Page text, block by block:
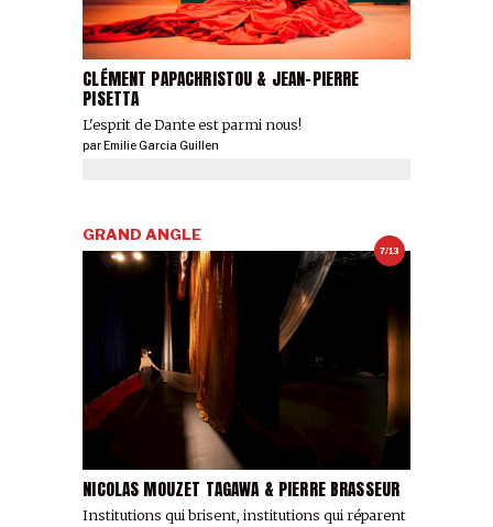
CLÉMENT PAPACHRISTOU & JEAN-PIERRE
PISETTA
L'esprit de Dante est parmi nous!
par Emilie Garcia Guillen
7/13
NICOLAS MOUZET TAGAWA & PIERRE BRASSEUR
Institutions qui brisent, institutions qui réparent
GRAND ANGLE